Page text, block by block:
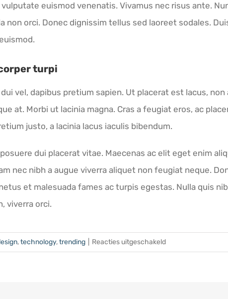
euismod venenatis. Vivamus nec risus ante.
non orci. Donec dignissim tellus sed laoreet sodales.
turpi
vel, dapibus pretium sapien. Ut placerat est lacus,
at. Morbi ut lacinia magna. Cras a feugiat eros, ac
justo, a lacinia lacus iaculis bibendum.
dui placerat vitae. Maecenas ac elit eget enim
nec nibh a augue viverra aliquet non feugiat neque.
et malesuada fames ac turpis egestas. Nulla quis
viverra orci.
,technology,trending Reacties uitgeschakeldvoor